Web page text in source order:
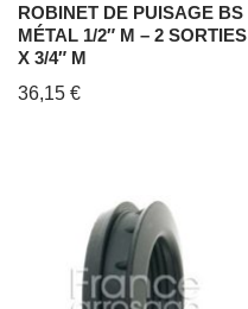
ROBINET DE PUISAGE BS
MÉTAL 1/2″ M – 2 SORTIES
X 3/4″ M
36,15 €